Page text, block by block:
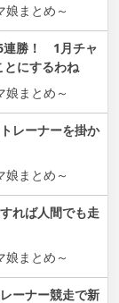
娘まとめ～
連勝！ 1月チャ
にするわね
娘まとめ～
レーナーを掛か
娘まとめ～
れば人間でも走
娘まとめ～
ーナー競走で新